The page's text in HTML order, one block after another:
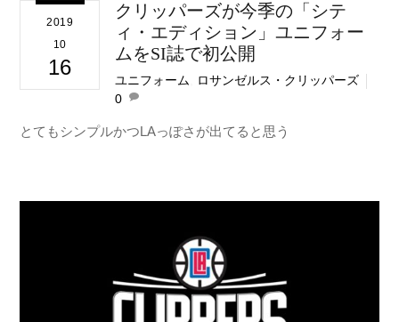
2019
10
16
クリッパーズが今季の「シテ
ィ・エディション」ユニフォー
ムをSI誌で初公開
ユニフォーム
ロサンゼルス・クリッパーズ
0
とてもシンプルかつLAっぽさが出てると思う